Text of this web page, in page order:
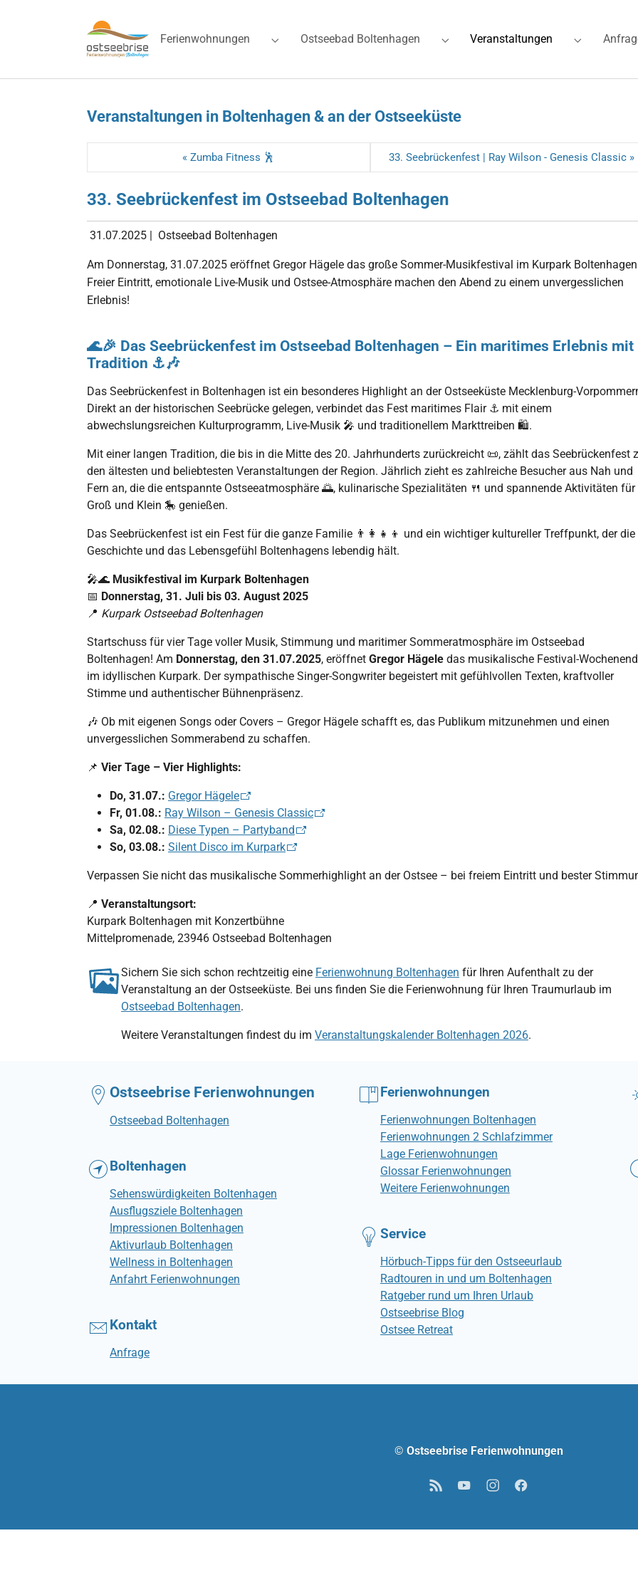
Ferienwohnungen
Submenu for "Ferienwohnungen"
Ostseebad Boltenhagen
Submenu for "Ostseebad Boltenhagen"
Veranstaltungen (current)
Submenu
Veranstaltungen in Boltenhagen & an der Ostseeküste
« Zumba Fitness 🕺 33. Seebrückenfest | Ray Wilson - Genesis Classic »
33. Seebrückenfest im Ostseebad Boltenhagen
31.07.2025 | Ostseebad Boltenhagen
Am Donnerstag, 31.07.2025 eröffnet Gregor Hägele das große Sommer-Musikfestival im Kurpark
Freier Eintritt, emotionale Live-Musik und Ostsee-Atmosphäre machen den Abend zu einem unvergesslichen
Erlebnis!
🌊🎉 Das Seebrückenfest im Ostseebad Boltenhagen – Ein maritimes Erlebnis mit
Tradition ⚓🎶
Das Seebrückenfest in Boltenhagen ist ein besonderes Highlight an der Ostseeküste Mecklenburg-
Direkt an der historischen Seebrücke gelegen, verbindet das Fest maritimes Flair ⚓ mit einem
abwechslungsreichen Kulturprogramm, Live-Musik 🎤 und traditionellem Markttreiben 🛍️.
Mit einer langen Tradition, die bis in die Mitte des 20. Jahrhunderts zurückreicht 📜, zählt das Seebrückenfest
den ältesten und beliebtesten Veranstaltungen der Region. Jährlich zieht es zahlreiche Besucher aus Nah und
Fern an, die die entspannte Ostseeatmosphäre 🌅, kulinarische Spezialitäten 🍴 und spannende Aktivitäten für
Groß und Klein 🎠 genießen.
Das Seebrückenfest ist ein Fest für die ganze Familie 👨‍👩‍👧‍👦 und ein wichtiger kultureller Treffpunkt, der die
Geschichte und das Lebensgefühl Boltenhagens lebendig hält.
🎤🌊 Musikfestival im Kurpark Boltenhagen
📅 Donnerstag, 31. Juli bis 03. August 2025
📍 Kurpark Ostseebad Boltenhagen
Startschuss für vier Tage voller Musik, Stimmung und maritimer Sommeratmosphäre im Ostseebad
Boltenhagen! Am Donnerstag, den 31.07.2025, eröffnet Gregor Hägele das musikalische Festival-
im idyllischen Kurpark. Der sympathische Singer-Songwriter begeistert mit gefühlvollen Texten, kraftvoller
Stimme und authentischer Bühnenpräsenz.
🎶 Ob mit eigenen Songs oder Covers – Gregor Hägele schafft es, das Publikum mitzunehmen und einen
unvergesslichen Sommerabend zu schaffen.
📌 Vier Tage – Vier Highlights:
Do, 31.07.: Gregor Hägele
Fr, 01.08.: Ray Wilson – Genesis Classic
Sa, 02.08.: Diese Typen – Partyband
So, 03.08.: Silent Disco im Kurpark
Verpassen Sie nicht das musikalische Sommerhighlight an der Ostsee – bei freiem Eintritt und bester
📍 Veranstaltungsort:
Kurpark Boltenhagen mit Konzertbühne
Mittelpromenade, 23946 Ostseebad Boltenhagen
Sichern Sie sich schon rechtzeitig eine Ferienwohnung Boltenhagen für Ihren Aufenthalt zu der
Veranstaltung an der Ostseeküste. Bei uns finden Sie die Ferienwohnung für Ihren Traumurlaub im
Ostseebad Boltenhagen.
Weitere Veranstaltungen findest du im Veranstaltungskalender Boltenhagen 2026.
Ostseebrise Ferienwohnungen
Ostseebad Boltenhagen
Boltenhagen
Sehenswürdigkeiten Boltenhagen
Ausflugsziele Boltenhagen
Impressionen Boltenhagen
Aktivurlaub Boltenhagen
Wellness in Boltenhagen
Anfahrt Ferienwohnungen
Kontakt
Anfrage
Ferienwohnungen
Ferienwohnungen Boltenhagen
Ferienwohnungen 2 Schlafzimmer
Lage Ferienwohnungen
Glossar Ferienwohnungen
Weitere Ferienwohnungen
Service
Hörbuch-Tipps für den Ostseeurlaub
Radtouren in und um Boltenhagen
Ratgeber rund um Ihren Urlaub
Ostseebrise Blog
Ostsee Retreat
© Ostseebrise Ferienwohnungen
RSS YouTubeInstagramFacebook